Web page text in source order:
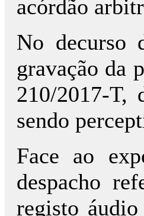
acórdão
No decurso
gravação da
210/2017-T,
sendo
Face ao
despacho
registo áudio